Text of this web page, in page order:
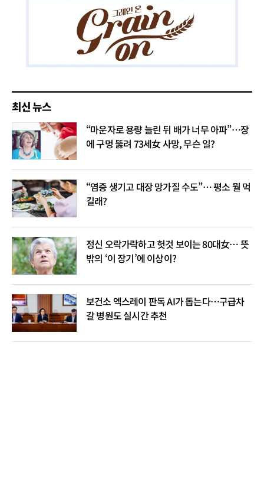
최신 뉴스
“마운자로 용량 늘린 뒤 배가 너무 아파”…장
에 구멍 뚫려 73세女 사망, 무슨 일?
“염증 생기고 대장 망가질 수도”… 평소 뭘 먹
길래?
정신 오락가락하고 헛것 보이는 80대女… 뜻
밖의 ‘이 장기’에 이상이?
보건소 엑스레이 판독 AI가 돕는다…구급차
갈 병원도 실시간 추천